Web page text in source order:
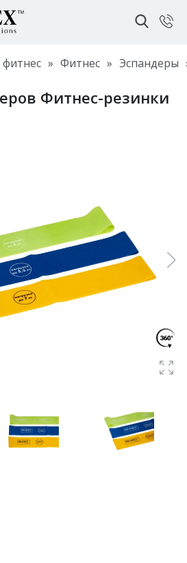
» Фитнес » Эспандеры
Фитнес-резинки